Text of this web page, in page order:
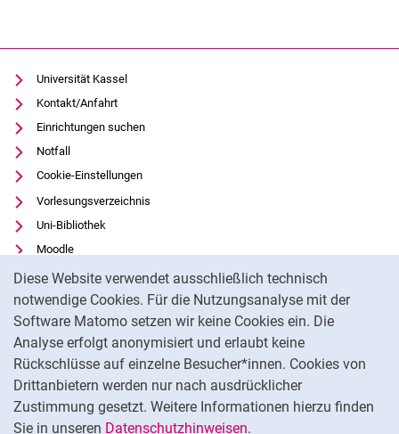
Diese Website verwendet ausschließlich technisch
notwendige Cookies. Für die Nutzungsanalyse mit der
Software Matomo setzen wir keine Cookies ein. Die
Analyse erfolgt anonymisiert und erlaubt keine
Rückschlüsse auf einzelne Besucher*innen. Cookies von
Drittanbietern werden nur nach ausdrücklicher
Zustimmung gesetzt. Weitere Informationen hierzu finden
Sie in unseren Datenschutzhinweisen.
Universität Kassel
Kontakt/Anfahrt
Einrichtungen suchen
Notfall
Cookie-Einstellungen
Vorlesungsverzeichnis
Uni-Bibliothek
Moodle
Panopto
Datenschutz
Barrierefreiheit
Transparenter KI-Einsatz
Impressum